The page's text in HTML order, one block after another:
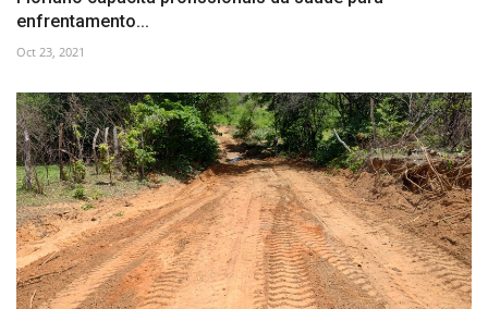
enfrentamento...
Oct 23, 2021